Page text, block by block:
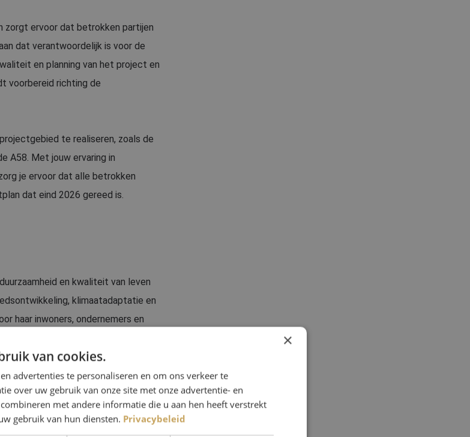
zorgt ervoor dat betrokken partijen
dat verantwoordelijk is voor de
en planning van het project en
voorbereid richting de
te realiseren, zoals de
A58. Met jouw ervaring in
je ervoor dat alle betrokken
dat eind 2026 gereed is.
en kwaliteit van leven
klimaatadaptatie en
haar inwoners, ondernemers en
organisaties, overheden
gedragen.
van de ABG-organisatie,
en Gilze en Rijen. Binnen deze
op het gebied van
×
van cookies.
advertenties te personaliseren en om ons verkeer te
over uw gebruik van onze site met onze advertentie- en
met andere informatie die u aan hen heeft verstrekt
gebruik van hun diensten. Privacybeleid